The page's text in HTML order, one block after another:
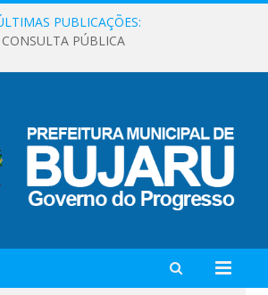
PUBLICAÇÕES:
CONSULTA PÚBLICA